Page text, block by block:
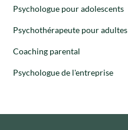
Psychologue pour adolescents
Psychothérapeute pour adultes
Coaching parental
Psychologue de l'entreprise